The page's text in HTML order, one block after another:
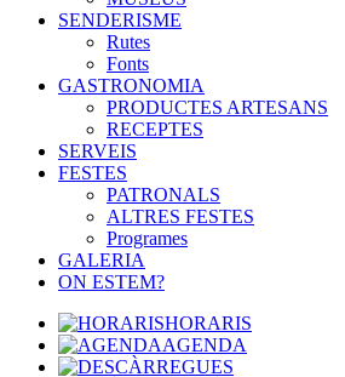
SENDERISME
Rutes
Fonts
GASTRONOMIA
PRODUCTES ARTESANS
RECEPTES
SERVEIS
FESTES
PATRONALS
ALTRES FESTES
Programes
GALERIA
ON ESTEM?
HORARIS
AGENDA